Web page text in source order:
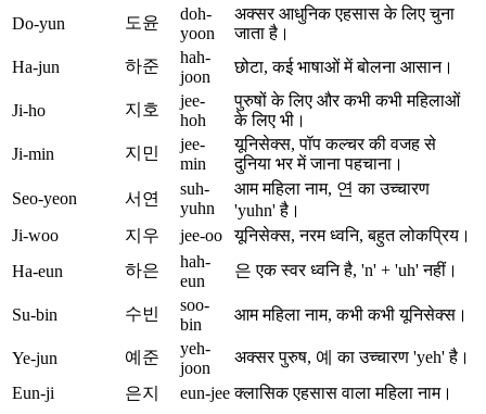
Do-yun
도윤
doh-
yoon
अक्सर आधुनिक एहसास के लिए चुना
जाता है।
Ha-jun
하준
hah-
joon
छोटा, कई भाषाओं में बोलना आसान।
Ji-ho 지호
jee-
hoh
पुरुषों के लिए और कभी कभी महिलाओं
के लिए भी।
Ji-min
지민
jee-
min
यूनिसेक्स, पॉप कल्चर की वजह से
दुनिया भर में जाना पहचाना।
Seo-yeon
서연
suh-
yuhn
आम महिला नाम, 연 का उच्चारण
'yuhn' है।
Ji-woo
지우 jee-oo
यूनिसेक्स, नरम ध्वनि, बहुत लोकप्रिय।
Ha-eun
하은
hah-
eun
은 एक स्वर ध्वनि है, 'n' + 'uh' नहीं।
Su-bin 수빈
soo-
bin
आम महिला नाम, कभी कभी यूनिसेक्स।
Ye-jun 예준
yeh-
joon
अक्सर पुरुष, 예 का उच्चारण 'yeh' है।
Eun-ji
은지 eun-jee क्लासिक एहसास वाला महिला नाम।